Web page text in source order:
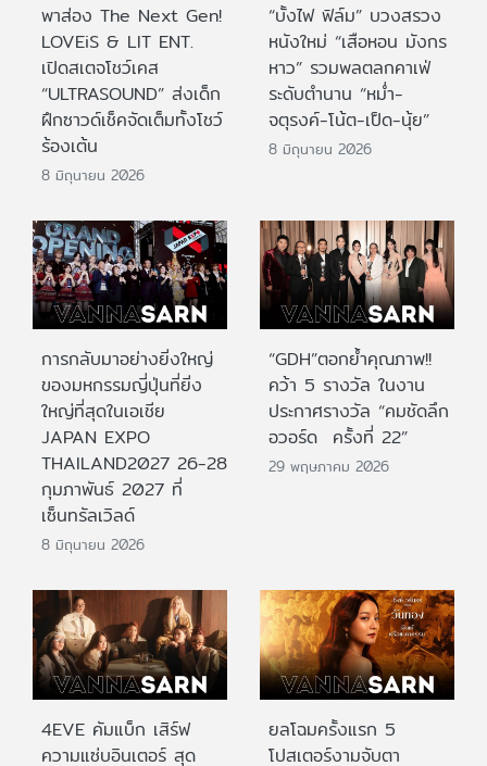
พาส่อง The Next Gen!
LOVEiS & LIT ENT.
เปิดสเตจโชว์เคส
“ULTRASOUND” ส่งเด็ก
ฝึกซาวด์เช็คจัดเต็มทั้งโชว์
ร้องเต้น
8 มิถุนายน 2026
“บั้งไฟ ฟิล์ม” บวงสรวง
หนังใหม่ “เสือหอน มังกร
หาว” รวมพลตลกคาเฟ่
ระดับตำนาน “หม่ำ-
จตุรงค์-โน้ต-เป็ด-นุ้ย”
8 มิถุนายน 2026
การกลับมาอย่างยิ่งใหญ่
ของมหกรรมญี่ปุ่นที่ยิ่ง
ใหญ่ที่สุดในเอเชีย
JAPAN EXPO
THAILAND2027 26-28
กุมภาพันธ์ 2027 ที่
เซ็นทรัลเวิลด์
8 มิถุนายน 2026
“GDH”ตอกย้ำคุณภาพ!!
คว้า 5 รางวัล ในงาน
ประกาศรางวัล “คมชัดลึก
อวอร์ด ครั้งที่ 22”
29 พฤษภาคม 2026
4EVE คัมแบ็ก เสิร์ฟ
ความแซ่บอินเตอร์ สุด
ยลโฉมครั้งแรก 5
โปสเตอร์งามจับตา